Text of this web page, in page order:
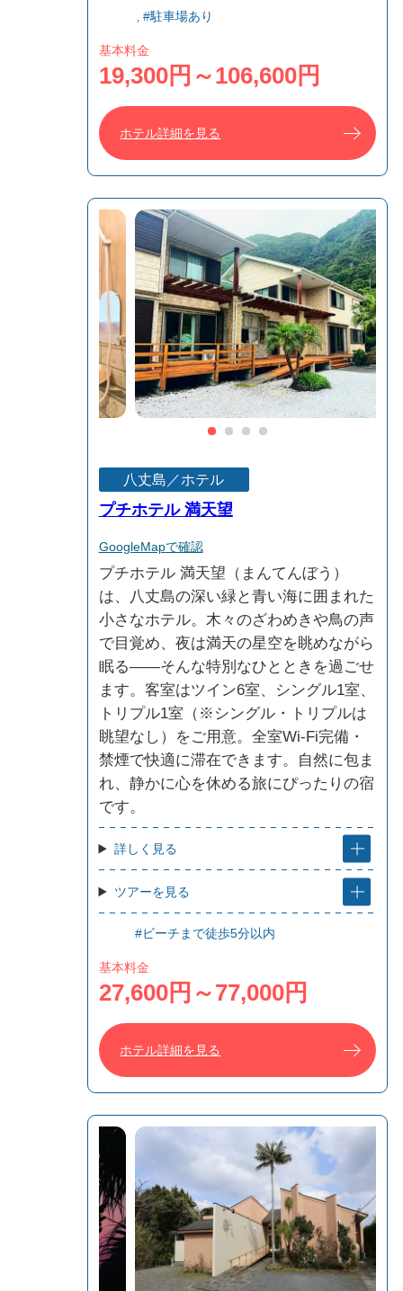
#駐車場あり
基本料金
19,300円～106,600円
ホテル詳細を見る
八丈島／ホテル
プチホテル 満天望
GoogleMapで確認
プチホテル 満天望（まんてんぼう）
は、八丈島の深い緑と青い海に囲まれた
小さなホテル。木々のざわめきや鳥の声
で目覚め、夜は満天の星空を眺めながら
眠る――そんな特別なひとときを過ごせ
ます。客室はツイン6室、シングル1室、
トリプル1室（※シングル・トリプルは
眺望なし）をご用意。全室Wi-Fi完備・
禁煙で快適に滞在できます。自然に包ま
れ、静かに心を休める旅にぴったりの宿
です。
詳しく見る
ツアーを見る
#ビーチまで徒歩5分以内
基本料金
27,600円～77,000円
ホテル詳細を見る